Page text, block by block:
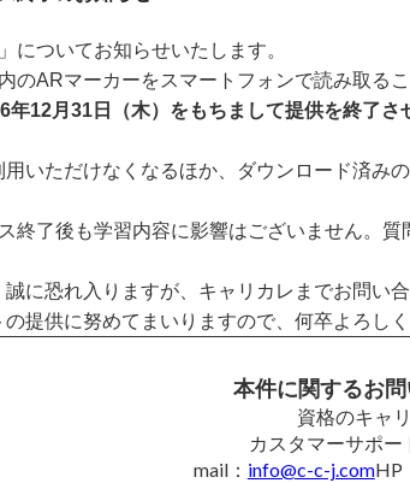
についてお知らせいたします。
のARマーカーをスマートフォンで読み取る
12月31日（木）をもちまして提供を終了さ
いただけなくなるほか、ダウンロード済み
終了後も学習内容に影響はございません。
に恐れ入りますが、キャリカレまでお問い合
提供に努めてまいりますので、何卒よろしく
本件に関するお
資格のキャ
カスタマーサポー
mail： info@c-c-j.comHP